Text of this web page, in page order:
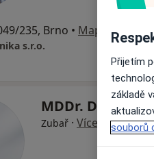
235, Brno • Mapa
s.r.o.
MDDr. David
Zubař · Více
Přijetím
základě
souborů